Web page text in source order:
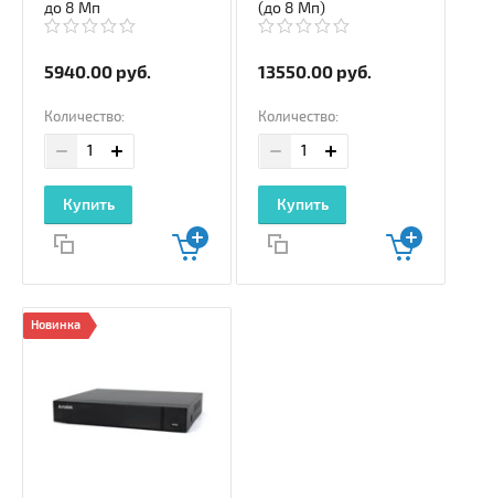
до 8 Мп
5940.00 руб.
Количество:
Купить
(до 8 Мп)
13550.00 руб.
Количество:
Купить
Новинка